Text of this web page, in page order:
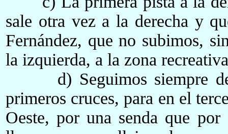
sale otra vez a la derecha y
Fernández, que no subimos,
la izquierda, a la zona
d) Seguimos siempre de
primeros cruces, para en el
Oeste, por una senda que